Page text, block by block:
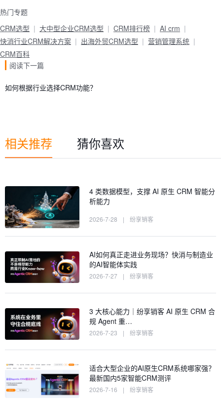
热门专题
CRM选型
大中型企业CRM选型 CRM排行榜
AI crm
快消行业CRM解决方案
出海外贸CRM选型
营销管理系统
CRM百科
阅读下一篇
如何根据行业选择CRM功能？
相关推荐 猜你喜欢
4 类数据模型，支撑 AI 原生 CRM 智能分
析能力
2026-7-28 | 纷享销客
AI如何真正走进业务现场？快消与制造业
的AI智能体实践
2026-7-27 | 纷享销客
3 大核心能力｜纷享销客 AI 原生 CRM 合
规 Agent 重…
2026-7-23 | 纷享销客
适合大型企业的AI原生CRM系统哪家强？
最新国内5家智能CRM测评
2026-7-16 | 纷享销客